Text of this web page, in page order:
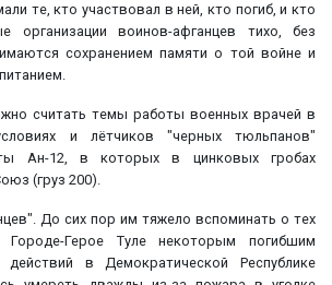
те, кто участвовал в ней, кто погиб, и кто
организации воинов-афганцев тихо, без
сохранением памяти о той войне и
считать темы работы военных врачей в
и лётчиков "черных тюльпанов"
Ан-12, в которых в цинковых гробах
(груз 200).
До сих пор им тяжело вспоминать о тех
Герое Туле некоторым погибшим
действий в Демократической Республике